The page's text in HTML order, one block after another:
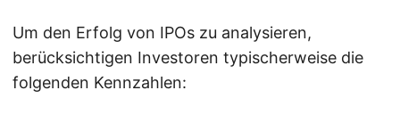
Um den Erfolg von IPOs zu analysieren,
berücksichtigen Investoren typischerweise die
folgenden Kennzahlen: